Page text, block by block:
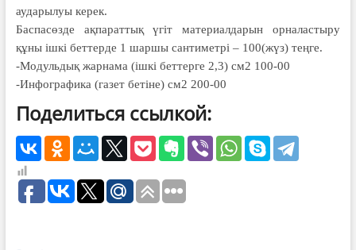
аударылуы керек.
Баспасөзде ақпараттық үгіт материалдарын орналастыру
құны ішкі беттерде 1 шаршы сантиметрі – 100(жүз) теңге.
-Модульдық жарнама (ішкі беттерге 2,3) см2 100-00
-Инфографика (газет бетіне) см2 200-00
Поделиться ссылкой: